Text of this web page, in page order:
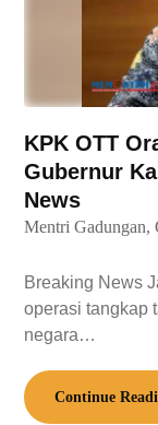
KPK OTT
Gubernur
News
Mentri Gadungan,
Breaking News
operasi tangkap
negara…
Continue